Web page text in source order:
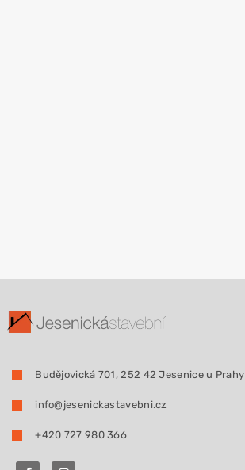
Budějovická 701, 252 42 Jesenice u Prahy
info@jesenickastavebni.cz
+420 727 980 366